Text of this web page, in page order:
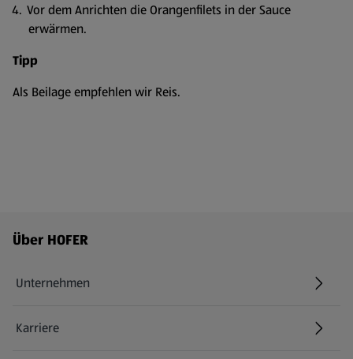
Vor dem Anrichten die Orangenfilets in der Sauce
erwärmen.
Tipp
Als Beilage empfehlen wir Reis.
Fußzeilenmenü - weitere Links
Über HOFER
Unternehmen
Karriere
(öffnet in einem neuen Tab)